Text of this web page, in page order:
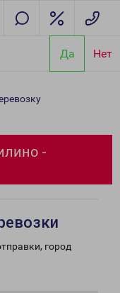
Да Нет
-
город